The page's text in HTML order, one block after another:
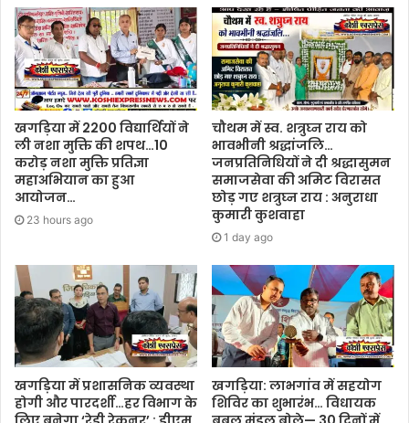
खगड़िया में 2200 विद्यार्थियों ने
ली नशा मुक्ति की शपथ…10
करोड़ नशा मुक्ति प्रतिज्ञा
महाअभियान का हुआ
आयोजन…
23 hours ago
चौथम में स्व. शत्रुघ्न राय को
भावभीनी श्रद्धांजलि…
जनप्रतिनिधियों ने दी श्रद्धासुमन
समाजसेवा की अमिट विरासत
छोड़ गए शत्रुघ्न राय : अनुराधा
कुमारी कुशवाहा
1 day ago
खगड़िया में प्रशासनिक व्यवस्था
होगी और पारदर्शी…हर विभाग के
खगड़िया: लाभगांव में सहयोग
शिविर का शुभारंभ… विधायक